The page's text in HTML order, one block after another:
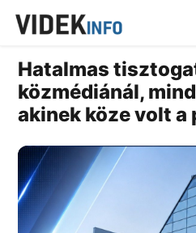
Hatalmas
közmédiánál,
akinek köze volt a